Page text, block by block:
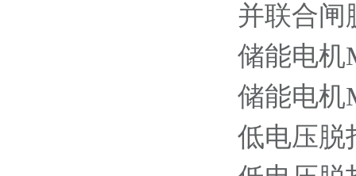
并联合闸
储能电机
储能电机
低电压脱